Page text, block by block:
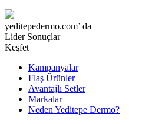
yeditepedermo.com’ da
Lider Sonuçlar
Keşfet
Kampanyalar
Flaş Ürünler
Avantajlı Setler
Markalar
Neden Yeditepe Dermo?